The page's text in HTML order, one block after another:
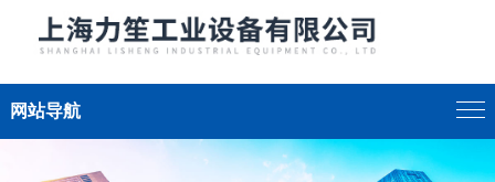
网站导航